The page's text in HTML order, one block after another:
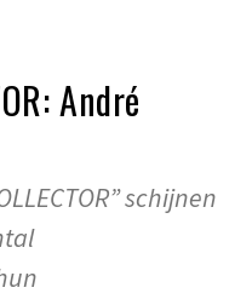
André
schijnen